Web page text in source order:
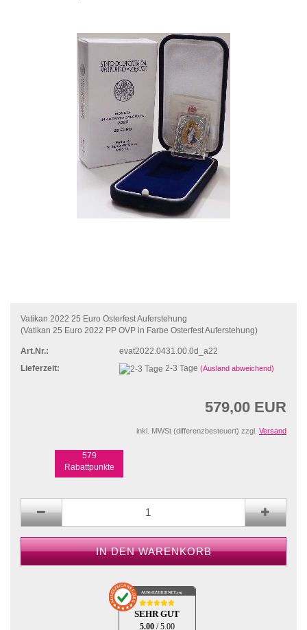
Vatikan 2022 25 Euro Osterfest Auferstehung
(Vatikan 25 Euro 2022 PP OVP in Farbe Osterfest Auferstehung)
Art.Nr.:
evat2022.0431.00.0d_a22
Lieferzeit:
2-3 Tage(Ausland abweichend)
579,00 EUR
inkl. MWSt (differenzbesteuert) zzgl. Versand
579
Rabattpunkte
AUSGEZEICHNET.org
SEHR GUT
5.00 / 5.00